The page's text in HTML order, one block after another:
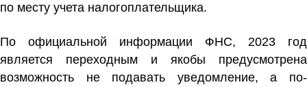
по месту учета налогоплательщика.
По официальной информации ФНС, 2023 год
является переходным и якобы предусмотрена
возможность не подавать уведомление, а по-